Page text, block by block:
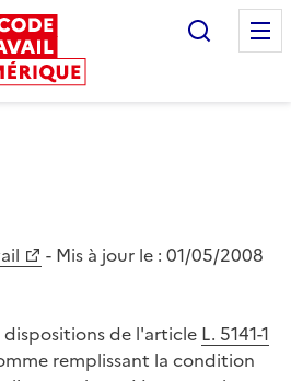
- Mis à jour le : 01/05/2008
de l'article L. 5141-1
remplissant la condition